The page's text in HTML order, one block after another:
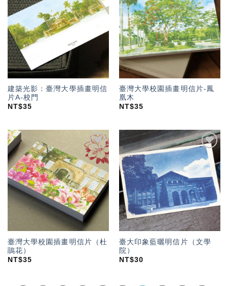
加入
「願
望輕
建築光影：臺灣大學插畫明信
片A-校門
NT$35
加入
「願
望輕
單」
臺灣大學校園插畫明信片-鳳
凰木
NT$35
加入
「願
望輕
單」
臺灣大學校園插畫明信片（杜
鵑花）
NT$35
加入
「願
望輕
單」
臺大印象藍曬明信片（文學
院）
NT$30